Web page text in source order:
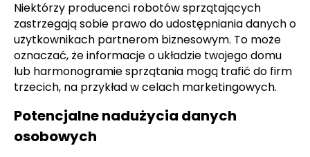
Niektórzy producenci robotów sprzątających
zastrzegają sobie prawo do udostępniania danych o
użytkownikach partnerom biznesowym. To może
oznaczać, że informacje o układzie twojego domu
lub harmonogramie sprzątania mogą trafić do firm
trzecich, na przykład w celach marketingowych.
Potencjalne nadużycia danych
osobowych